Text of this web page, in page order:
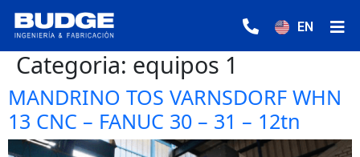
EN
Categoria: equipos 1
MANDRINO TOS VARNSDORF WHN
13 CNC – FANUC 30 – 31 – 12tn